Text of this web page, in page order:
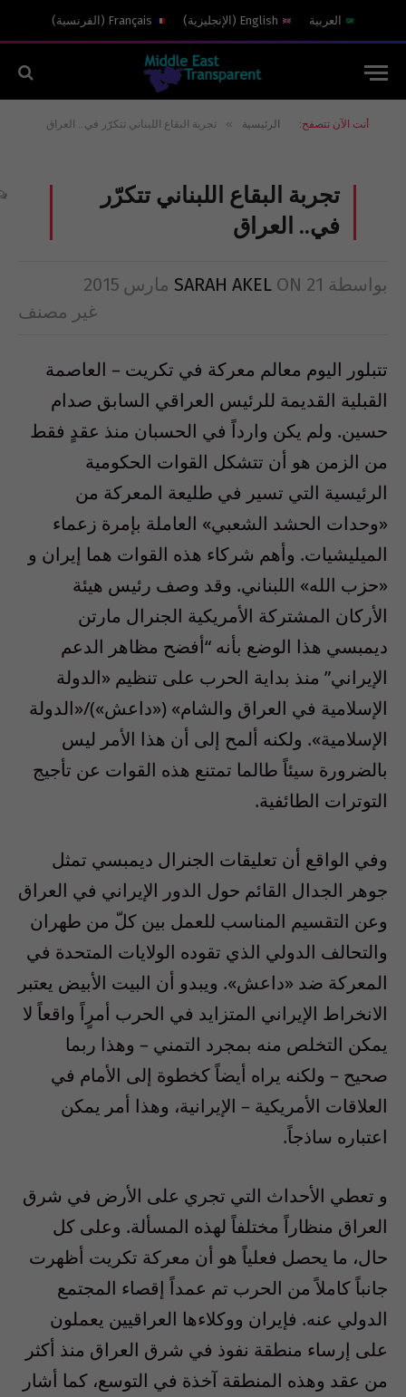
العربية English
( الإنجليزية)
Français
( الفرنسية)
أنت الآن تتصفح: الرئيسية » تجربة البقاع اللبناني تتكرّر في.. العراق
تجربة البقاع اللبناني تتكرّر
في.. العراق
بواسطة SARAH AKEL ON 21 مارس 2015
غير مصنف
تتبلور اليوم معالم معركة في تكريت – العاصمة
القبلية القديمة للرئيس العراقي السابق صدام
حسين. ولم يكن وارداً في الحسبان منذ عقدٍ فقط
من الزمن هو أن تتشكل القوات الحكومية
الرئيسية التي تسير في طليعة المعركة من
«وحدات الحشد الشعبي» العاملة بإمرة زعماء
الميليشيات. وأهم شركاء هذه القوات هما إيران و
«حزب الله» اللبناني. وقد وصف رئيس هيئة
الأركان المشتركة الأمريكية الجنرال مارتن
ديمبسي هذا الوضع بأنه “أفضح مظاهر الدعم
الإيراني” منذ بداية الحرب على تنظيم «الدولة
الإسلامية في العراق والشام» («داعش»)/«الدولة
الإسلامية». ولكنه ألمح إلى أن هذا الأمر ليس
بالضرورة سيئاً طالما تمتنع هذه القوات عن تأجيج
التوترات الطائفية.
وفي الواقع أن تعليقات الجنرال ديمبسي تمثل
جوهر الجدال القائم حول الدور الإيراني في العراق
وعن التقسيم المناسب للعمل بين كلّ من طهران
والتحالف الدولي الذي تقوده الولايات المتحدة في
المعركة ضد «داعش». ويبدو أن البيت الأبيض يعتبر
الانخراط الإيراني المتزايد في الحرب أمرٍاً واقعاً لا
يمكن التخلص منه بمجرد التمني – وهذا ربما
صحيح – ولكنه يراه أيضاً كخطوة إلى الأمام في
العلاقات الأمريكية – الإيرانية، وهذا أمر يمكن
اعتباره ساذجاً.
و تعطي الأحداث التي تجري على الأرض في شرق
العراق منظاراً مختلفاً لهذه المسألة. وعلى كل
حال، ما يحصل فعلياً هو أن معركة تكريت أظهرت
جانباً كاملاً من الحرب تم عمداً إقصاء المجتمع
الدولي عنه. فإيران ووكلاءها العراقيين يعملون
على إرساء منطقة نفوذ في شرق العراق منذ أكثر
من عقد وهذه المنطقة آخذة في التوسع، كما أشار